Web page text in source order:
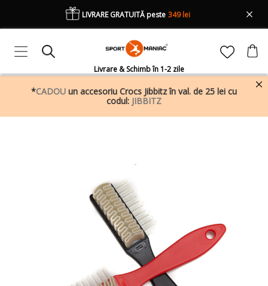
Livrare & Schimb în 1-2 zile
LIVRARE GRATUITĂ peste 349 lei
*CADOU un accesoriu Crocs Jibbitz în val. de 25 lei cu
codul: JIBBITZ